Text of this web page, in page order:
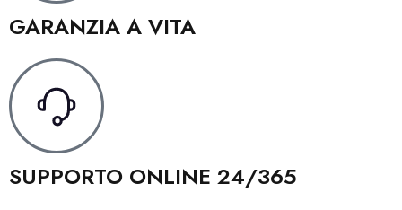
GARANZIA A VITA
SUPPORTO ONLINE 24/365